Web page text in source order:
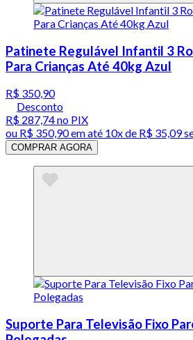
Patinete Regulável Infantil 3
Para Crianças Até 40kg Azul
R$ 350,90
Desconto
R$ 287,74no PIX
ou R$ 350,90em até 10x de R$ 35,09
COMPRAR AGORA
Suporte Para Televisão Fixo